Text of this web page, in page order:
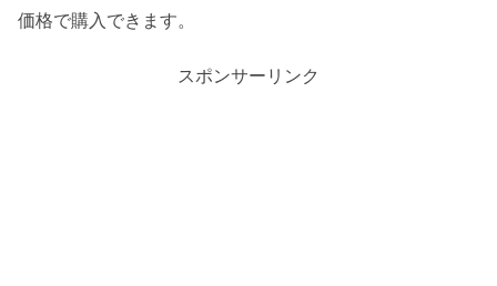
価格で購入できます。
スポンサーリンク